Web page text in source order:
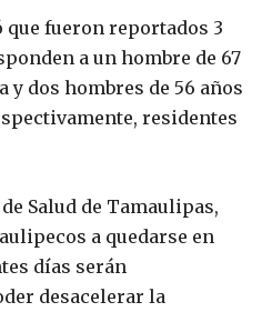
que fueron reportados 3
a un hombre de 67
y dos hombres de 56 años
residentes
Salud de Tamaulipas,
a quedarse en
días serán
desacelerar la